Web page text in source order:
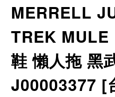
MERRELL
TREK
鞋 懶人拖 黑
J00003377 [